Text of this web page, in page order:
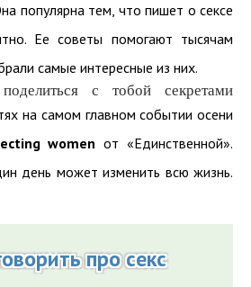
популярна тем, что пишет о сексе
Ее советы помогают тысячам
самые интересные из них.
с тобой секретами
на самом главном событии осени
women от «Единственной».
день может изменить всю жизнь.
про секс